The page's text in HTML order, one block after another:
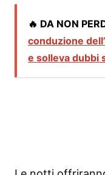
🔥 DA NON
conduzione
e solleva dubbi